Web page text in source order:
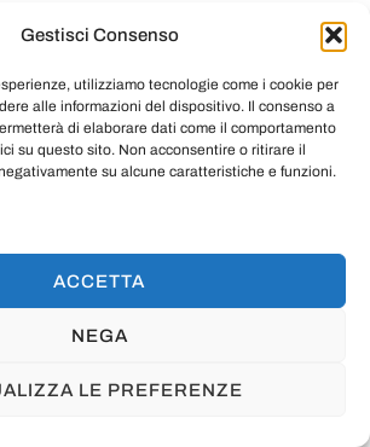
Gestisci Consenso
utilizziamo tecnologie come i cookie per
alle informazioni del dispositivo. Il consenso a
di elaborare dati come il comportamento
su questo sito. Non acconsentire o ritirare il
su alcune caratteristiche e funzioni.
ACCETTA
NEGA
LE PREFERENZE
elettricista
idraulico